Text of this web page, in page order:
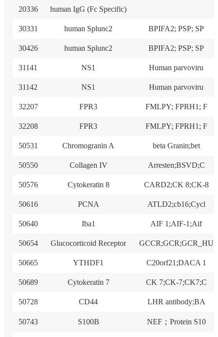
20336 human IgG (Fc Specific)
30331 human Splunc2 BPIFA2; PSP; SP
30426 human Splunc2 BPIFA2; PSP; SP
31141 NS1 Human parvoviru
31142 NS1 Human parvoviru
32207 FPR3 FMLPY; FPRH1; F
32208 FPR3 FMLPY; FPRH1; F
50531 Chromogranin A beta Granin;bet
50550 Collagen IV Arresten;BSVD;C
50576 Cytokeratin 8 CARD2;CK 8;CK-8
50616 PCNA ATLD2;cb16;Cycl
50640 Iba1 AIF 1;AIF-1;Aif
50654 Glucocorticoid Receptor GCCR;GCR;GCR_HU
50665 YTHDF1 C20orf21;DACA 1
50689 Cytokeratin 7 CK 7;CK-7;CK7;C
50728 CD44 LHR antibody;BA
50743 S100B NEF；Protein S10